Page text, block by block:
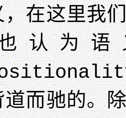
在这里我
认为
而驰的。